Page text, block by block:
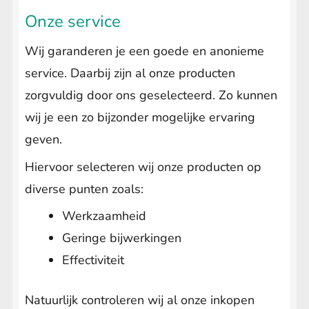
Onze service
Wij garanderen je een goede en anonieme
service. Daarbij zijn al onze producten
zorgvuldig door ons geselecteerd. Zo kunnen
wij je een zo bijzonder mogelijke ervaring
geven.
Hiervoor selecteren wij onze producten op
diverse punten zoals:
Werkzaamheid
Geringe bijwerkingen
Effectiviteit
Natuurlijk controleren wij al onze inkopen